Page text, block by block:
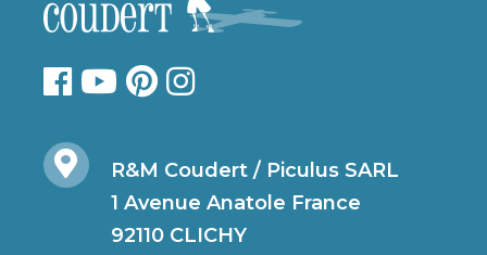
R&M Coudert / Piculus SARL
1 Avenue Anatole France
92110 CLICHY